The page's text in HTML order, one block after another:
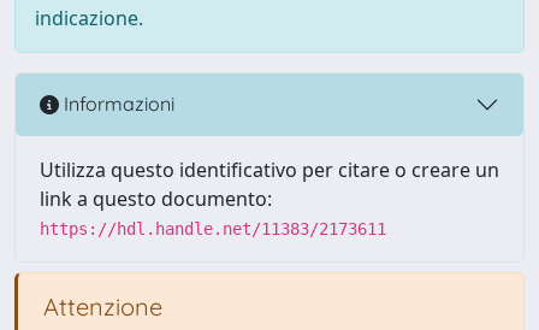
indicazione.
Informazioni
Utilizza questo identificativo per citare o creare un
link a questo documento:
https://hdl.handle.net/11383/2173611
Attenzione